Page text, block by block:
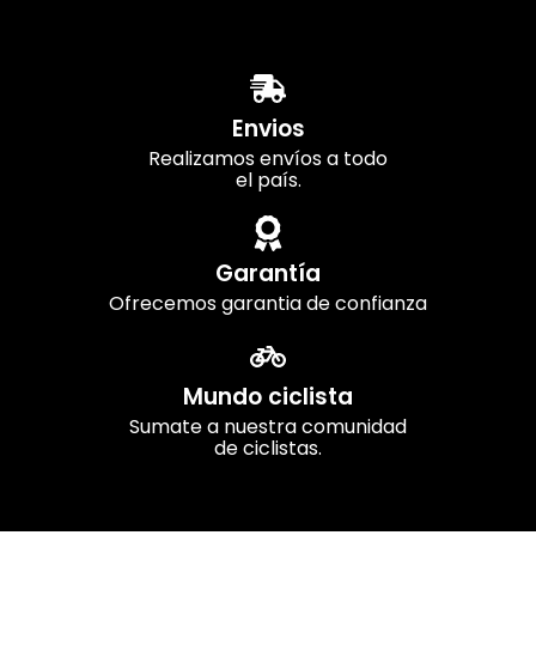
Envios
Realizamos envíos a todo
el país.
Garantía
Ofrecemos garantia de confianza
Mundo ciclista
Sumate a nuestra comunidad
de ciclistas.